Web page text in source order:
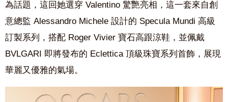
為話題，這回她選穿 Valentino 驚艷亮相，這一套來自創
意總監 Alessandro Michele 設計的 Specula Mundi 高級
訂製系列，搭配 Roger Vivier 寶石高跟涼鞋，並佩戴
BVLGARI 即將發布的 Eclettica 頂級珠寶系列首飾，展現
華麗又優雅的氣場。